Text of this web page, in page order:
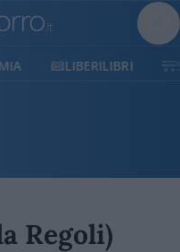
SHOP SOSTIENICI
Regoli)